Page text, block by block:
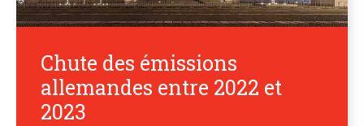
Chute des émissions
allemandes entre 2022 et
2023